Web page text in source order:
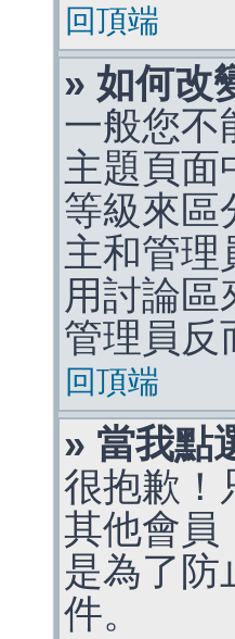
回頂端
» 如何改
一般您不
主題頁面
等級來區
主和管理
用討論區
管理員反
回頂端
» 當我點
很抱歉！
其他會員
是為了防
件。